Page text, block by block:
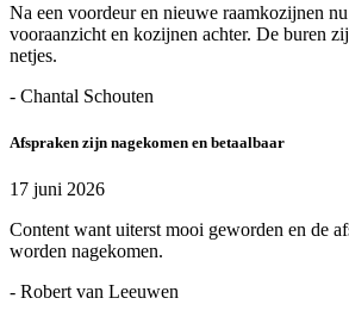
Na een voordeur en nieuwe raamkozijnen
vooraanzicht en kozijnen achter. De buren
netjes.
- Chantal Schouten
Afspraken zijn nagekomen en betaalbaar
17 juni 2026
Content want uiterst mooi geworden en de
worden nagekomen.
- Robert van Leeuwen